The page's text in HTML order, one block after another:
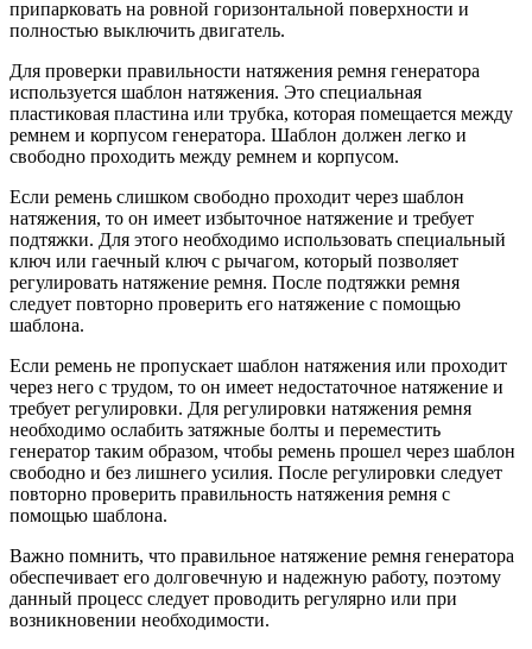
припарковать на ровной горизонтальной поверхности и
полностью выключить двигатель.
Для проверки правильности натяжения ремня генератора
используется шаблон натяжения. Это специальная
пластиковая пластина или трубка, которая помещается между
ремнем и корпусом генератора. Шаблон должен легко и
свободно проходить между ремнем и корпусом.
Если ремень слишком свободно проходит через шаблон
натяжения, то он имеет избыточное натяжение и требует
подтяжки. Для этого необходимо использовать специальный
ключ или гаечный ключ с рычагом, который позволяет
регулировать натяжение ремня. После подтяжки ремня
следует повторно проверить его натяжение с помощью
шаблона.
Если ремень не пропускает шаблон натяжения или проходит
через него с трудом, то он имеет недостаточное натяжение и
требует регулировки. Для регулировки натяжения ремня
необходимо ослабить затяжные болты и переместить
генератор таким образом, чтобы ремень прошел через шаблон
свободно и без лишнего усилия. После регулировки следует
повторно проверить правильность натяжения ремня с
помощью шаблона.
Важно помнить, что правильное натяжение ремня генератора
обеспечивает его долговечную и надежную работу, поэтому
данный процесс следует проводить регулярно или при
возникновении необходимости.